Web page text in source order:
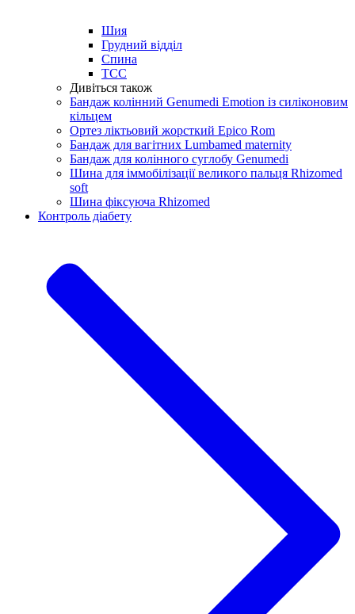
Шия
Грудний відділ
Спина
ТСС
Дивіться також
Бандаж колінний Genumedi Emotion із силіконовим
кільцем
Ортез ліктьовий жорсткий Epico Rom
Бандаж для вагітних Lumbamed maternity
Бандаж для колінного суглобу Genumedi
Шина для іммобілізації великого пальця Rhizomed
soft
Шина фіксуюча Rhizomed
Контроль діабету